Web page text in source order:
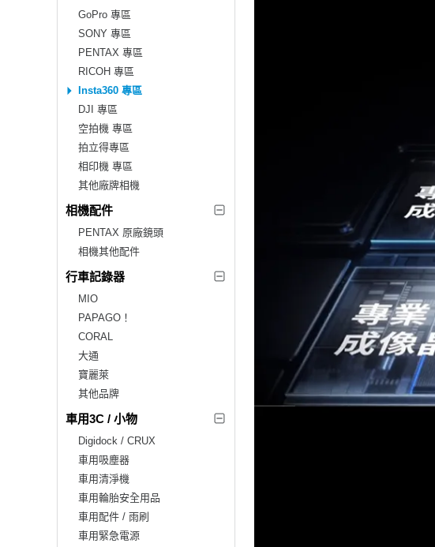
GoPro 專區
SONY 專區
PENTAX 專區
RICOH 專區
Insta360 專區
DJI 專區
空拍機 專區
拍立得專區
相印機 專區
其他廠牌相機
相機配件
PENTAX 原廠鏡頭
相機其他配件
行車記錄器
MIO
PAPAGO！
CORAL
大通
寶麗萊
其他品牌
車用3C / 小物
Digidock / CRUX
車用吸塵器
車用清淨機
車用輪胎安全用品
車用配件 / 雨刷
車用緊急電源